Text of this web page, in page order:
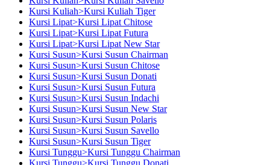
Kursi Kuliah>Kursi Kuliah Tiger
Kursi Lipat>Kursi Lipat Chitose
Kursi Lipat>Kursi Lipat Futura
Kursi Lipat>Kursi Lipat New Star
Kursi Susun>Kursi Susun Chairman
Kursi Susun>Kursi Susun Chitose
Kursi Susun>Kursi Susun Donati
Kursi Susun>Kursi Susun Futura
Kursi Susun>Kursi Susun Indachi
Kursi Susun>Kursi Susun New Star
Kursi Susun>Kursi Susun Polaris
Kursi Susun>Kursi Susun Savello
Kursi Susun>Kursi Susun Tiger
Kursi Tunggu>Kursi Tunggu Chairman
Kursi Tunggu>Kursi Tunggu Donati